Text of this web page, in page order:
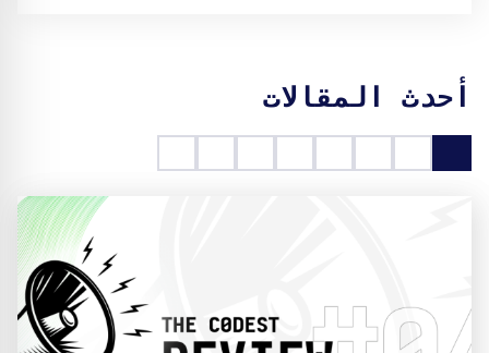
أحدث المقالات